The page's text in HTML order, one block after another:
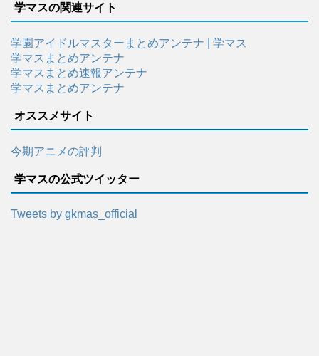
学マスの関連サイト
学園アイドルマスターまとめアンテナ | 学マス
学マスまとめアンテナ
学マスまとめ速報アンテナ
学マスまとめアンテナ
オススメサイト
今期アニメの評判
学マスの公式ツイッター
Tweets by gkmas_official